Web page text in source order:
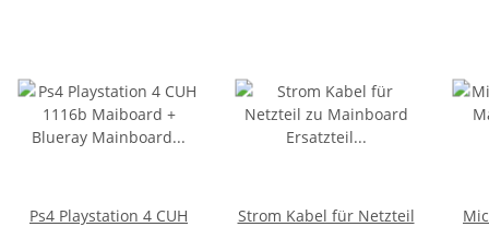
Ps4 Playstation 4 CUH
Strom Kabel für Netzteil